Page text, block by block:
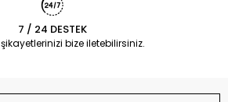
7 / 24 DESTEK
bize iletebilirsiniz.